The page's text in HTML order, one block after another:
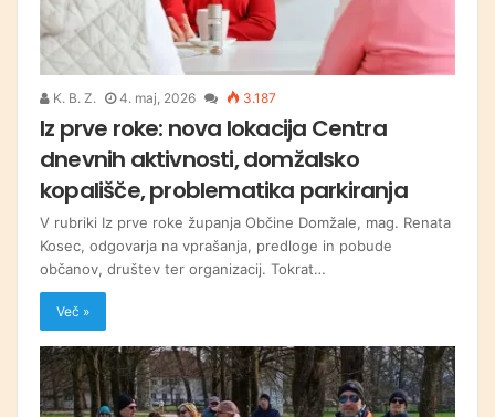
K. B. Z. 4. maj, 2026 3.187
Iz prve roke: nova lokacija Centra
dnevnih aktivnosti, domžalsko
kopališče, problematika parkiranja
V rubriki Iz prve roke županja Občine Domžale, mag. Renata
Kosec, odgovarja na vprašanja, predloge in pobude
občanov, društev ter organizacij. Tokrat…
Več »